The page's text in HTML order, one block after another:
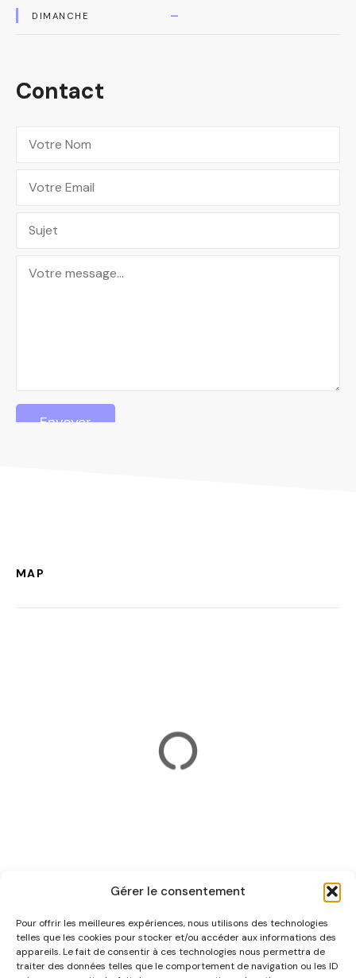
Gérer le consentement
Pour offrir les meilleures expériences, nous utilisons des technologies
telles que les cookies pour stocker et/ou accéder aux informations des
appareils. Le fait de consentir à ces technologies nous permettra de
traiter des données telles que le comportement de navigation ou les ID
DIMANCHE –
Contact
Envoyer
MAP